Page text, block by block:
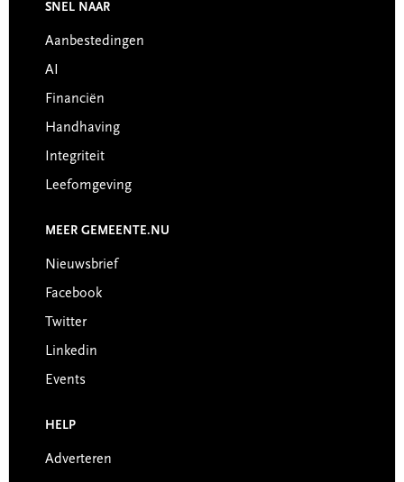
Footer
SNEL NAAR
Aanbestedingen
AI
Financiën
Handhaving
Integriteit
Leefomgeving
MEER GEMEENTE.NU
Nieuwsbrief
Facebook
Twitter
Linkedin
Events
HELP
Adverteren